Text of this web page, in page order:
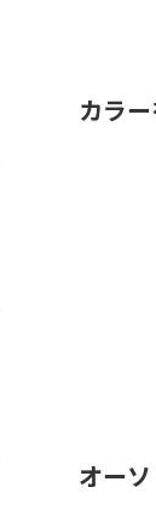
カラ
オー